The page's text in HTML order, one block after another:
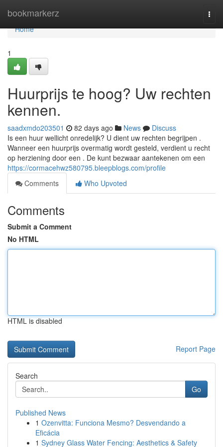
bookmarkerz
Home
Home
1
Huurprijs te hoog? Uw rechten
kennen.
saadxmdo203501 82 days ago News
Discuss
Is een huur wellicht onredelijk? U dient uw rechten begrijpen .
Wanneer een huurprijs overmatig wordt gesteld, verdient u recht
op herziening door een . De kunt bezwaar aantekenen om een
https://cormacehwz580795.bleepblogs.com/profile
Comments
Who Upvoted
Comments
Submit a Comment
No HTML
HTML is disabled
Report Page
Search
Go
Published News
1 Ozenvitta: Funciona Mesmo? Desvendando a
Eficácia
1 Sydney Glass Water Fencing: Aesthetics & Safety